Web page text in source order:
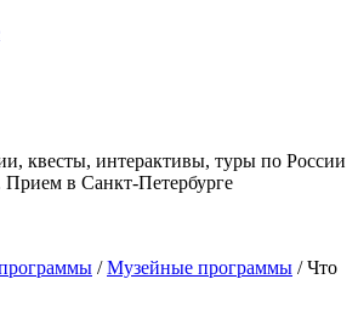
квесты, интерактивы, туры по России
в Санкт-Петербурге
/ Музейные программы / Что